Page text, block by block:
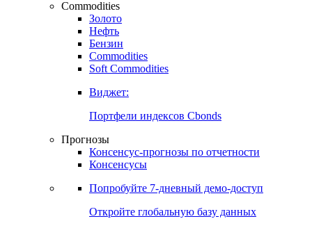
Commodities
Золото
Нефть
Бензин
Commodities
Soft Commodities
Виджет:
Портфели индексов Cbonds
Прогнозы
Консенсус-прогнозы по отчетности
Консенсусы
Попробуйте 7-дневный демо-доступ
Откройте глобальную базу данных